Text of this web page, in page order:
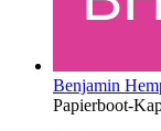
Benjamin
Papierboot-